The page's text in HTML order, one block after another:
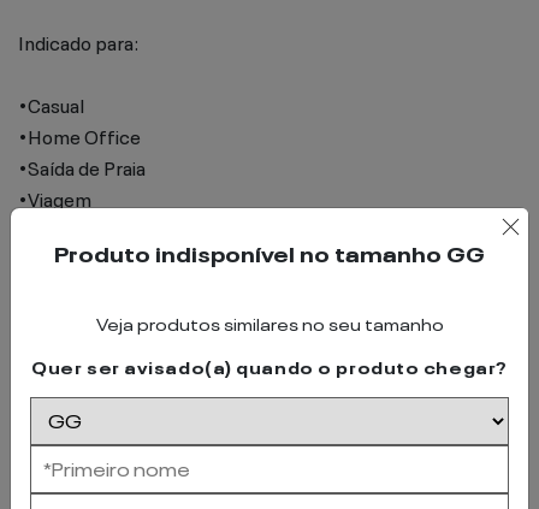
Indicado para:
•Casual
•Home Office
•Saída de Praia
•Viagem
Feito no Brasil.
Modelo veste tamanho P
DETALHES
SUSTENTABILIDADE
Produto indisponível no tamanho GG
Veja produtos similares no seu tamanho
Quer ser avisado(a) quando o produto chegar?